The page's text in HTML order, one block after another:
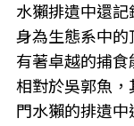
水獺排遺中還
身為生態系中
有著卓越的捕食
相對於吳郭魚
門水獺的排遺